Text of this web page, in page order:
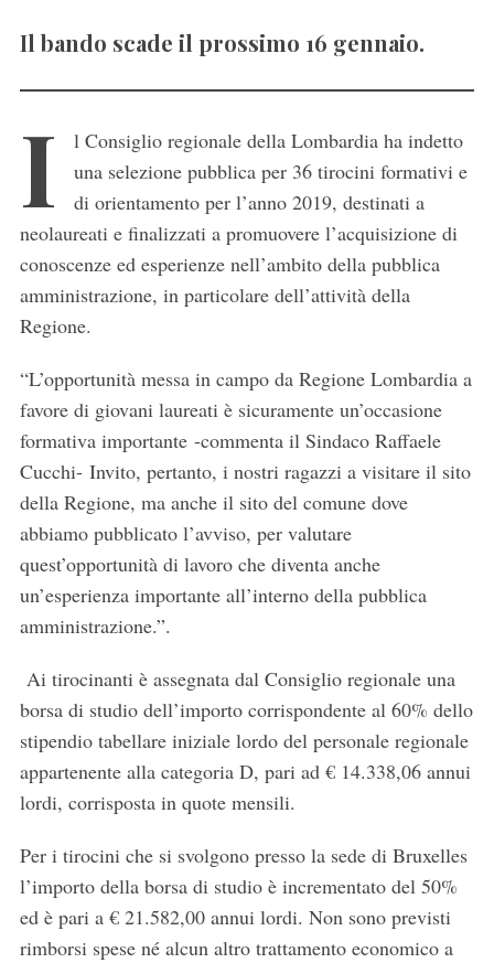
Il bando scade il prossimo 16 gennaio.
I
l Consiglio regionale della Lombardia ha indetto
una selezione pubblica per 36 tirocini formativi e
di orientamento per l’anno 2019, destinati a
neolaureati e finalizzati a promuovere l’acquisizione di
conoscenze ed esperienze nell’ambito della pubblica
amministrazione, in particolare dell’attività della
Regione.
“L’opportunità messa in campo da Regione Lombardia a
favore di giovani laureati è sicuramente un’occasione
formativa importante -commenta il Sindaco Raffaele
Cucchi- Invito, pertanto, i nostri ragazzi a visitare il sito
della Regione, ma anche il sito del comune dove
abbiamo pubblicato l’avviso, per valutare
quest’opportunità di lavoro che diventa anche
un’esperienza importante all’interno della pubblica
amministrazione.”.
Ai tirocinanti è assegnata dal Consiglio regionale una
borsa di studio dell’importo corrispondente al 60% dello
stipendio tabellare iniziale lordo del personale regionale
appartenente alla categoria D, pari ad € 14.338,06 annui
lordi, corrisposta in quote mensili.
Per i tirocini che si svolgono presso la sede di Bruxelles
l’importo della borsa di studio è incrementato del 50%
ed è pari a € 21.582,00 annui lordi. Non sono previsti
rimborsi spese né alcun altro trattamento economico a